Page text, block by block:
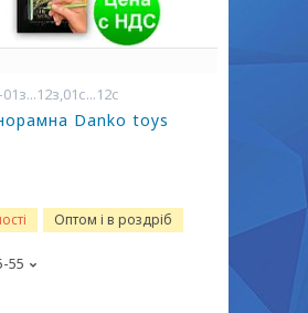
Danko toys
Оптом і в роздріб
55